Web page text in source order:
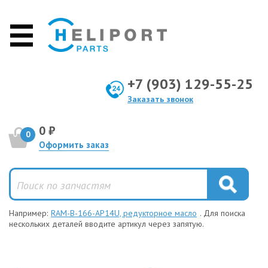
+7 (903) 129-55-25
Заказать звонок
0 0 ₽
Оформить заказ
Например: RAM-B-166-AP14U, редукторное масло . Для поиска
нескольких деталей вводите артикул через запятую.